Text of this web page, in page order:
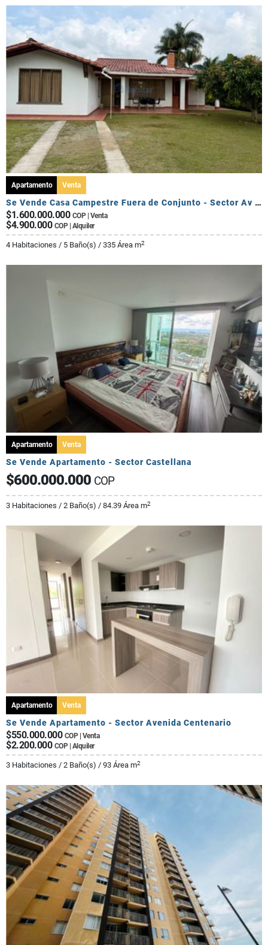
Apartamento Venta
Se Vende Casa Campestre Fuera de Conjunto - Sector Av Centenario
$1.600.000.000 COP | Venta
$4.900.000 COP | Alquiler
4 Habitaciones / 5 Baño(s) / 335 Área m2
Apartamento Venta
Se Vende Apartamento - Sector Castellana
$600.000.000 COP
3 Habitaciones / 2 Baño(s) / 84.39 Área m2
Apartamento Venta
Se Vende Apartamento - Sector Avenida Centenario
$550.000.000 COP | Venta
$2.200.000 COP | Alquiler
3 Habitaciones / 2 Baño(s) / 93 Área m2